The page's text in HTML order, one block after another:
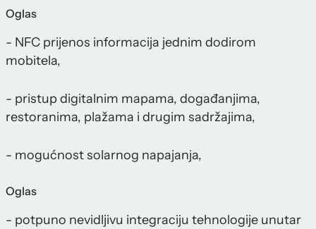
Oglas
- NFC prijenos informacija jednim dodirom
mobitela,
- pristup digitalnim mapama, događanjima,
restoranima, plažama i drugim sadržajima,
- mogućnost solarnog napajanja,
Oglas
- potpuno nevidljivu integraciju tehnologije unutar